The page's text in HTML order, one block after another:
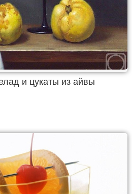
и цукаты из айвы